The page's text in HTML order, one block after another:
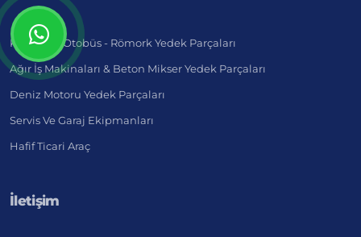
Kamyon - Otobüs - Römork Yedek Parçaları
Ağır İş Makinaları & Beton Mikser Yedek Parçaları
Deniz Motoru Yedek Parçaları
Servis Ve Garaj Ekipmanları
Hafif Ticari Araç
İletişim